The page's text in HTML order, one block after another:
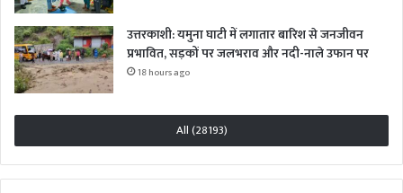
उत्तरकाशी: यमुना घाटी में लगातार बारिश से जनजीवन
प्रभावित, सड़कों पर जलभराव और नदी-नाले उफान पर
18 hours ago
All (28193)